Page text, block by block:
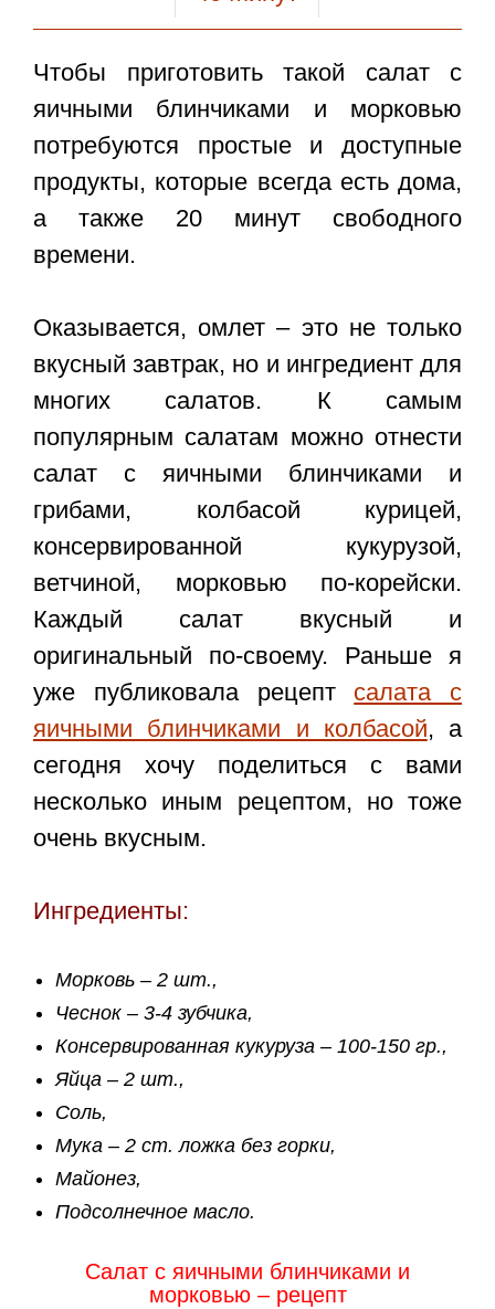
Чтобы приготовить такой салат с
яичными блинчиками и морковью
потребуются простые и доступные
продукты, которые всегда есть дома,
а также 20 минут свободного
времени.
Оказывается, омлет – это не только
вкусный завтрак, но и ингредиент для
многих салатов. К самым
популярным салатам можно отнести
салат с яичными блинчиками и
грибами, колбасой курицей,
консервированной кукурузой,
ветчиной, морковью по-корейски.
Каждый салат вкусный и
оригинальный по-своему. Раньше я
уже публиковала рецепт салата с
яичными блинчиками и колбасой, а
сегодня хочу поделиться с вами
несколько иным рецептом, но тоже
очень вкусным.
Ингредиенты:
Морковь – 2 шт.,
Чеснок – 3-4 зубчика,
Консервированная кукуруза – 100-150 гр.,
Яйца – 2 шт.,
Соль,
Мука – 2 ст. ложка без горки,
Майонез,
Подсолнечное масло.
Салат с яичными блинчиками и
морковью – рецепт